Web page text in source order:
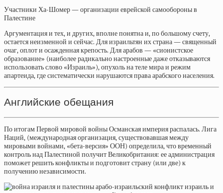
Участники Ха-Шомер — организации еврейской самообороны в
Палестине
Аргументация и тех, и других, вполне понятна и, по большому счету,
остается неизменной и сейчас. Для израильтян их страна — священный
очаг, оплот и осажденная крепость. Для арабов — «сионистское
образование» (наиболее радикально настроенные даже отказываются
использовать слово «Израиль»), опухоль на теле мира и режим
апартеида, где систематически нарушаются права арабского населения.
Английские обещания
По итогам Первой мировой войны Османская империя распалась. Лига
Наций, (международная организация, существовавшая между
мировыми войнами, «бета-версия» ООН) определила, что временный
контроль над Палестиной получит Великобритания: ее администрация
поможет решить конфликты и подготовит страну (или две) к
получению независимости.